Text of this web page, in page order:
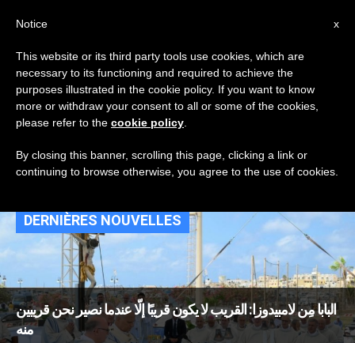
TAG
Posts Tagged
‘السامري الصالح’
DERNIÈRES NOUVELLES
البابا مِن لامبيدوزا: القريب لا يكون قريبًا إلّا عندما نصير نحن قريبين
منه
x
Notice
This website or its third party tools use cookies, which are
necessary to its functioning and required to achieve the
purposes illustrated in the cookie policy. If you want to know
more or withdraw your consent to all or some of the cookies,
please refer to the cookie policy
By closing this banner, scrolling this page, clicking a link or
continuing to browse otherwise, you agree to the use of cookies.